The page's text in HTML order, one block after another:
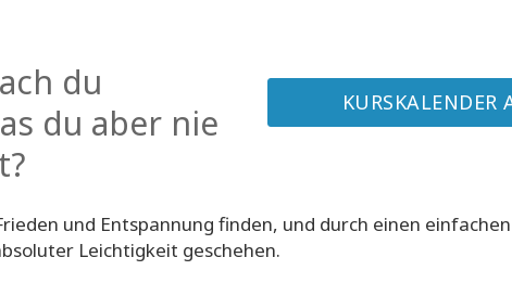
KURSKALENDER
du
du aber nie
und Entspannung finden, und durch einen
Leichtigkeit geschehen.